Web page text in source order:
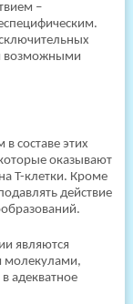
–
возможными
составе этих
оказывают
Т-клетки. Кроме
действие
являются
адекватное